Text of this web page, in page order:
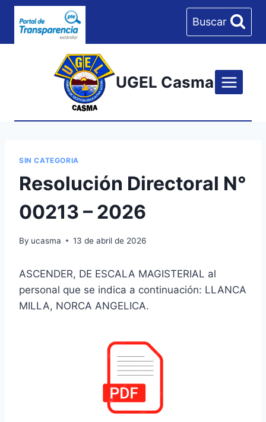
Skip
Buscar
UGEL Casma
SIN CATEGORIA
Resolución Directoral N°
00213 – 2026
By ucasma 13 de abril de 2026
ASCENDER, DE ESCALA MAGISTERIAL al
personal que se indica a continuación: LLANCA
MILLA, NORCA ANGELICA.